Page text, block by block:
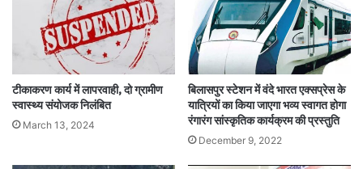
टीकाकरण कार्य में लापरवाही, दो ग्रामीण
स्वास्थ्य संयोजक निलंबित
March 13, 2024
बिलासपुर स्टेशन में वंदे भारत एक्सप्रेस के
यात्रियों का किया जाएगा भव्य स्वागत होगा
रंगारंग सांस्कृतिक कार्यक्रम की प्रस्तुति
December 9, 2022